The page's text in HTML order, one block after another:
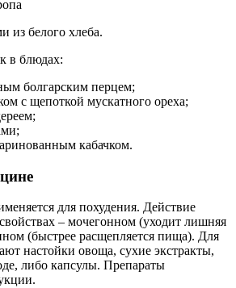
из белого хлеба.
в блюдах:
болгарским перцем;
с щепоткой мускатного ореха;
кабачком.
для похудения. Действие
– мочегонном (уходит лишняя
(быстрее расщепляется пища). Для
настойки овоща, сухие экстракты,
либо капсулы. Препараты